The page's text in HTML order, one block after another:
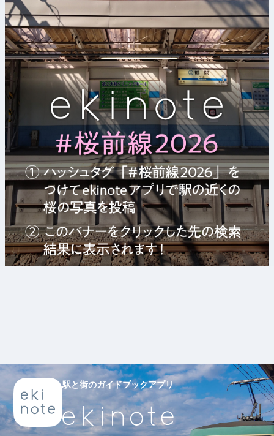
駅と街のガイドブックアプリ